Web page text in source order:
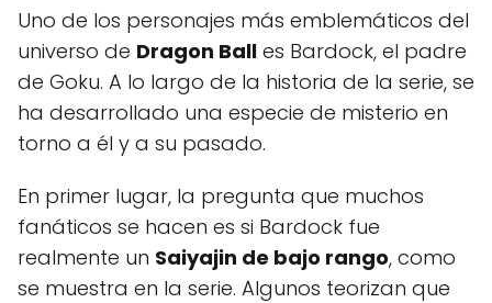
Uno de los personajes más emblemáticos del
universo de Dragon Ball es Bardock, el padre
de Goku. A lo largo de la historia de la serie, se
ha desarrollado una especie de misterio en
torno a él y a su pasado.
En primer lugar, la pregunta que muchos
fanáticos se hacen es si Bardock fue
realmente un Saiyajin de bajo rango, como
se muestra en la serie. Algunos teorizan que